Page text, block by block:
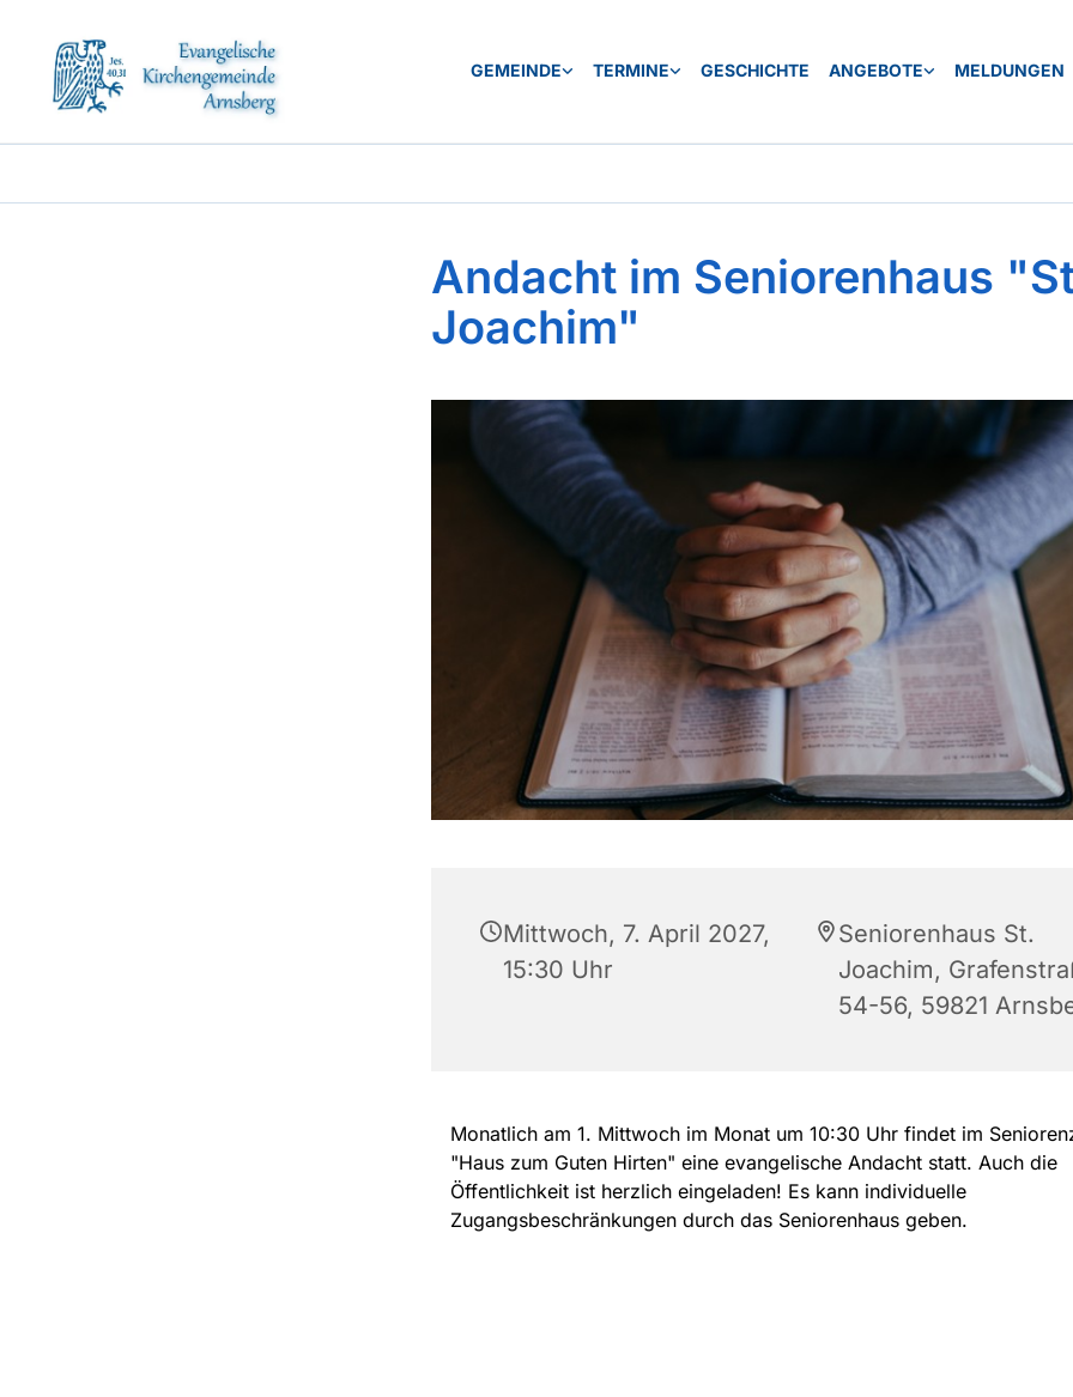
GEMEINDE TERMINE GESCHICHTE ANGEBOTE MELDUNGEN
Andacht im Seniorenhaus
Joachim"
Mittwoch, 7. April 2027,
15:30 Uhr
Seniorenhaus St.
Joachim,
54-56, 59821
Monatlich am 1. Mittwoch im Monat um 10:30 Uhr findet im
"Haus zum Guten Hirten" eine evangelische Andacht statt. Auch die
Öffentlichkeit ist herzlich eingeladen! Es kann individuelle
Zugangsbeschränkungen durch das Seniorenhaus geben.